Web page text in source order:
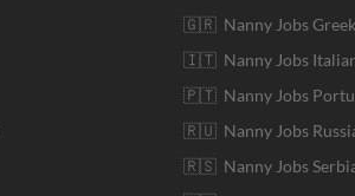
🇬🇷 Nanny Jobs
🇮🇹 Nanny Jobs
🇵🇹 Nanny Jobs
🇷🇺 Nanny Jobs
🇷🇸 Nanny Jobs